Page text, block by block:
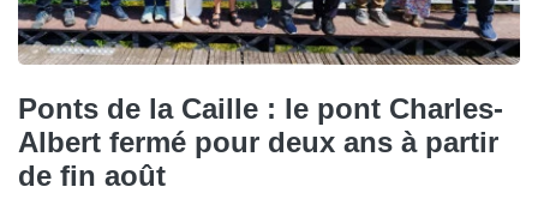
Ponts de la Caille : le pont Charles-
Albert fermé pour deux ans à partir
de fin août